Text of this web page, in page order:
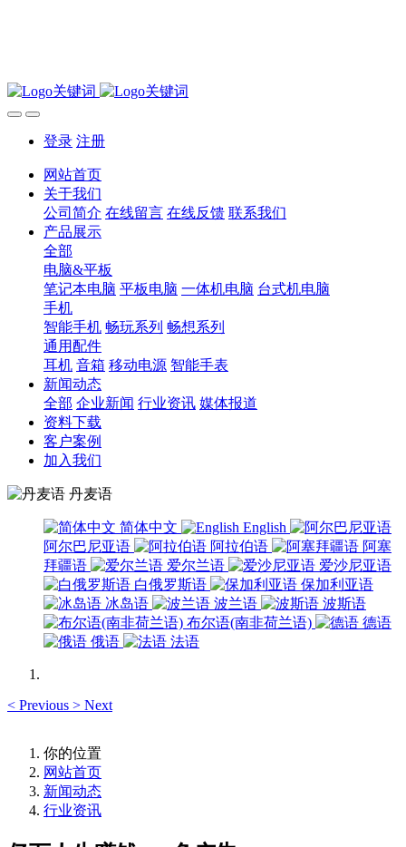
登录 注册
网站首页
关于我们
公司简介 在线留言 在线反馈 联系我们
产品展示
全部
电脑&平板
笔记本电脑 平板电脑 一体机电脑 台式机电脑
手机
智能手机 畅玩系列 畅想系列
通用配件
耳机 音箱 移动电源 智能手表
新闻动态
全部 企业新闻 行业资讯 媒体报道
资料下载
客户案例
加入我们
丹麦语
简体中文
English
阿尔巴尼亚语
阿拉伯语
阿塞
拜疆语
爱尔兰语
爱沙尼亚语
白俄罗斯语
保加利亚语
冰岛语
波兰语
波斯语
布尔语(南非荷兰语)
德语
俄语
法语
< Previous > Next
你的位置
网站首页
新闻动态
行业资讯